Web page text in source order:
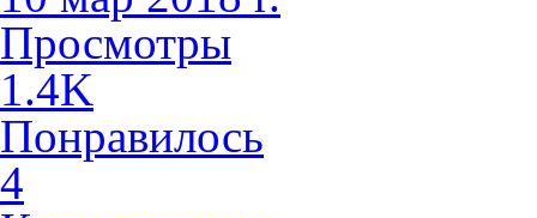
Просмотры
1.4K
Понравилось
4